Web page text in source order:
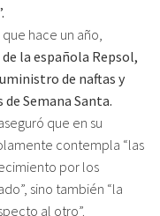
hace un año,
la española Repsol,
de naftas y
Semana Santa.
que en su
contempla “las
por los
sino también “la
al otro”.